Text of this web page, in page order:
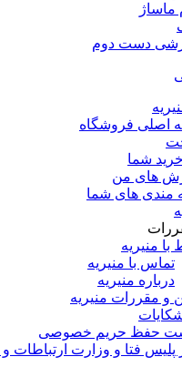
ماساژ
دست دوم
اصلی فروشگاه
شما
های من
مندی های شما
با منیریه
تماس با منیریه
درباره منیریه
و مقررات منیریه
حفظ حریم خصوصی
پلیس فتا و وزارت ارتباطات